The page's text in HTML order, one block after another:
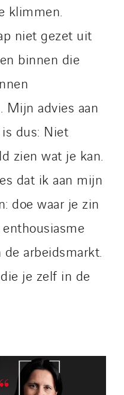
klimmen.
niet gezet uit
binnen die
Mijn advies aan
dus: Niet
zien wat je kan.
dat ik aan mijn
doe waar je zin
arbeidsmarkt.
je zelf in de